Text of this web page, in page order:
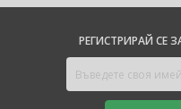
РЕГИСТРИРАЙ СЕ